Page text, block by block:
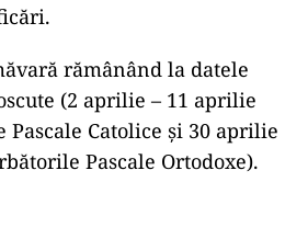
rămânând la datele
(2 aprilie – 11 aprilie
Catolice şi 30 aprilie
Pascale Ortodoxe).